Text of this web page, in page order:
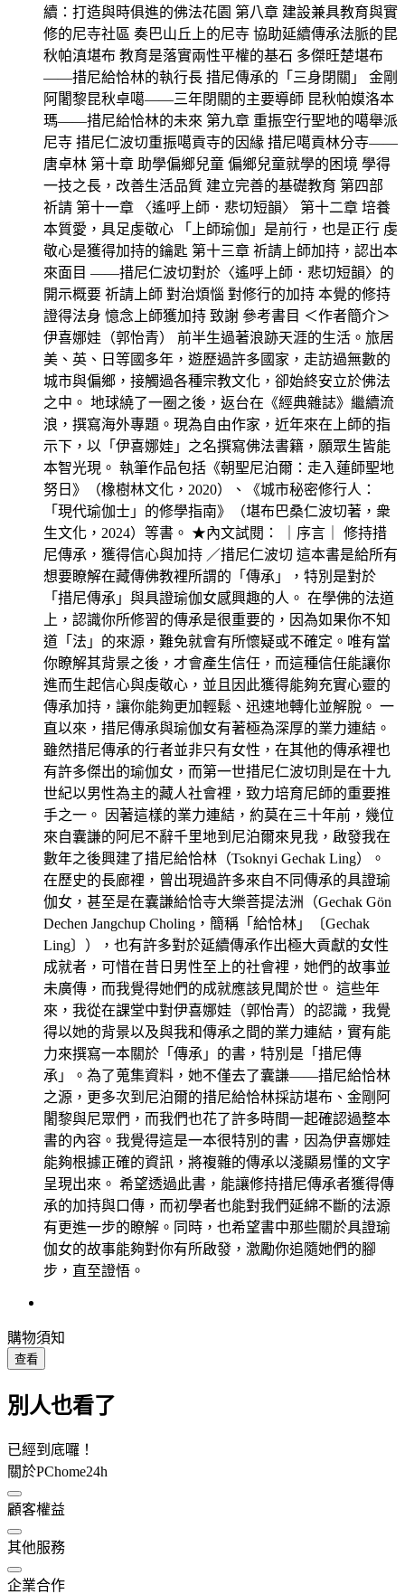
續：打造與時俱進的佛法花園 第八章 建設兼具教育與實
修的尼寺社區 奏巴山丘上的尼寺 協助延續傳承法脈的昆
秋帕滇堪布 教育是落實兩性平權的基石 多傑旺楚堪布
——措尼給恰林的執行長 措尼傳承的「三身閉關」 金剛
阿闍黎昆秋卓噶——三年閉關的主要導師 昆秋帕嫫洛本
瑪——措尼給恰林的未來 第九章 重振空行聖地的噶舉派
尼寺 措尼仁波切重振噶貢寺的因緣 措尼噶貢林分寺——
唐卓林 第十章 助學偏鄉兒童 偏鄉兒童就學的困境 學得
一技之長，改善生活品質 建立完善的基礎教育 第四部
祈請 第十一章 〈遙呼上師．悲切短韻〉 第十二章 培養
本質愛，具足虔敬心 「上師瑜伽」是前行，也是正行 虔
敬心是獲得加持的鑰匙 第十三章 祈請上師加持，認出本
來面目 ——措尼仁波切對於〈遙呼上師．悲切短韻〉的
開示概要 祈請上師 對治煩惱 對修行的加持 本覺的修持
證得法身 憶念上師獲加持 致謝 參考書目 ＜作者簡介＞
伊喜娜娃（郭怡青） 前半生過著浪跡天涯的生活。旅居
美、英、日等國多年，遊歷過許多國家，走訪過無數的
城市與偏鄉，接觸過各種宗教文化，卻始終安立於佛法
之中。 地球繞了一圈之後，返台在《經典雜誌》繼續流
浪，撰寫海外專題。現為自由作家，近年來在上師的指
示下，以「伊喜娜娃」之名撰寫佛法書籍，願眾生皆能
本智光現。 執筆作品包括《朝聖尼泊爾：走入蓮師聖地
努日》（橡樹林文化，2020）、《城市秘密修行人：
「現代瑜伽士」的修學指南》（堪布巴桑仁波切著，衆
生文化，2024）等書。 ★內文試閱： ｜序言｜ 修持措
尼傳承，獲得信心與加持 ／措尼仁波切 這本書是給所有
想要瞭解在藏傳佛教裡所謂的「傳承」，特別是對於
「措尼傳承」與具證瑜伽女感興趣的人。 在學佛的法道
上，認識你所修習的傳承是很重要的，因為如果你不知
道「法」的來源，難免就會有所懷疑或不確定。唯有當
你瞭解其背景之後，才會產生信任，而這種信任能讓你
進而生起信心與虔敬心，並且因此獲得能夠充實心靈的
傳承加持，讓你能夠更加輕鬆、迅速地轉化並解脫。 一
直以來，措尼傳承與瑜伽女有著極為深厚的業力連結。
雖然措尼傳承的行者並非只有女性，在其他的傳承裡也
有許多傑出的瑜伽女，而第一世措尼仁波切則是在十九
世紀以男性為主的藏人社會裡，致力培育尼師的重要推
手之一。 因著這樣的業力連結，約莫在三十年前，幾位
來自囊謙的阿尼不辭千里地到尼泊爾來見我，啟發我在
數年之後興建了措尼給恰林（Tsoknyi Gechak Ling）。
在歷史的長廊裡，曾出現過許多來自不同傳承的具證瑜
伽女，甚至是在囊謙給恰寺大樂菩提法洲（Gechak Gön
Dechen Jangchup Choling，簡稱「給恰林」〔Gechak
Ling〕），也有許多對於延續傳承作出極大貢獻的女性
成就者，可惜在昔日男性至上的社會裡，她們的故事並
未廣傳，而我覺得她們的成就應該見聞於世。 這些年
來，我從在課堂中對伊喜娜娃（郭怡青）的認識，我覺
得以她的背景以及與我和傳承之間的業力連結，實有能
力來撰寫一本關於「傳承」的書，特別是「措尼傳
承」。為了蒐集資料，她不僅去了囊謙——措尼給恰林
之源，更多次到尼泊爾的措尼給恰林採訪堪布、金剛阿
闍黎與尼眾們，而我們也花了許多時間一起確認過整本
書的內容。我覺得這是一本很特別的書，因為伊喜娜娃
能夠根據正確的資訊，將複雜的傳承以淺顯易懂的文字
呈現出來。 希望透過此書，能讓修持措尼傳承者獲得傳
承的加持與口傳，而初學者也能對我們延綿不斷的法源
有更進一步的瞭解。同時，也希望書中那些關於具證瑜
伽女的故事能夠對你有所啟發，激勵你追隨她們的腳
步，直至證悟。
購物須知
查看
別人也看了
已經到底囉！
關於PChome24h
顧客權益
其他服務
企業合作